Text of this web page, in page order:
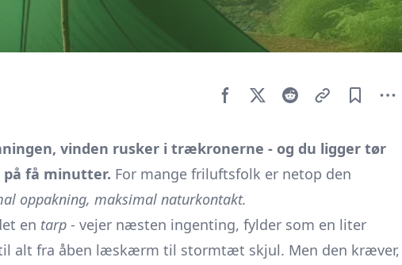
vinden rusker i trækronerne - og du ligger tør
på få minutter. For mange friluftsfolk er netop den
oppakning, maksimal naturkontakt.
en tarp - vejer næsten ingenting, fylder som en liter
alt fra åben læskærm til stormtæt skjul. Men den kræver,